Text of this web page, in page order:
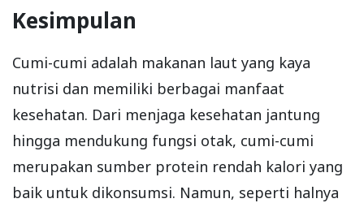
Kesimpulan
Cumi-cumi adalah makanan laut yang kaya
nutrisi dan memiliki berbagai manfaat
kesehatan. Dari menjaga kesehatan jantung
hingga mendukung fungsi otak, cumi-cumi
merupakan sumber protein rendah kalori yang
baik untuk dikonsumsi. Namun, seperti halnya